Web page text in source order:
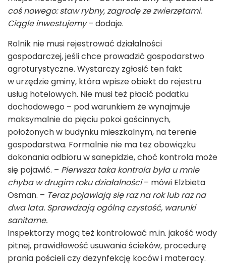
coś nowego: staw rybny, zagrodę ze zwierzętami.
Ciągle inwestujemy– dodaje.
Rolnik nie musi rejestrować działalności
gospodarczej, jeśli chce prowadzić gospodarstwo
agroturystyczne. Wystarczy zgłosić ten fakt
w urzędzie gminy, która wpisze obiekt do rejestru
usług hotelowych. Nie musi też płacić podatku
dochodowego – pod warunkiem że wynajmuje
maksymalnie do pięciu pokoi gościnnych,
położonych w budynku mieszkalnym, na terenie
gospodarstwa. Formalnie nie ma też obowiązku
dokonania odbioru w sanepidzie, choć kontrola może
się pojawić. – Pierwsza taka kontrola była u mnie
chyba w drugim roku działalności– mówi Elżbieta
Osman. – Teraz pojawiają się raz na rok lub raz na
dwa lata. Sprawdzają ogólną czystość, warunki
sanitarne.
Inspektorzy mogą też kontrolować m.in. jakość wody
pitnej, prawidłowość usuwania ścieków, procedurę
prania pościeli czy dezynfekcję koców i materacy.